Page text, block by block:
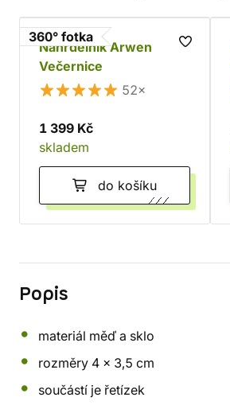
360° fotka
Náhrdelník Arwen
Večernice
52×
1 399 Kč
skladem
do košíku
Popis
materiál měď a sklo
rozměry 4 x 3,5 cm
součástí je řetízek